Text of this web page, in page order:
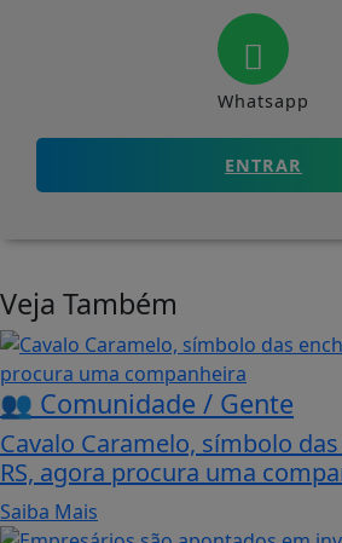
Whatsapp
ENTRAR
Veja Também
👥 Comunidade / Gente
Cavalo Caramelo, símbolo
RS, agora procura uma
Saiba Mais